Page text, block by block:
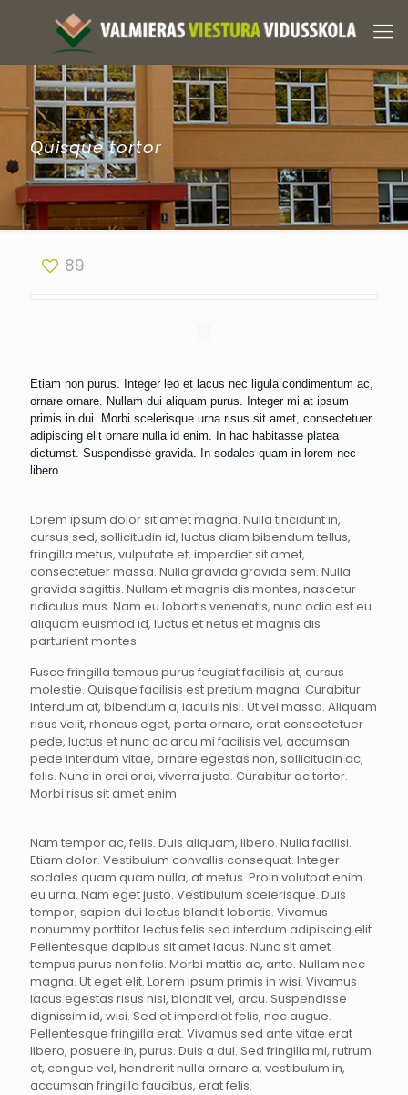
Quisque tortor
89
Etiam non purus. Integer leo et lacus nec ligula condimentum ac,
ornare ornare. Nullam dui aliquam purus. Integer mi at ipsum
primis in dui. Morbi scelerisque urna risus sit amet, consectetuer
adipiscing elit ornare nulla id enim. In hac habitasse platea
dictumst. Suspendisse gravida. In sodales quam in lorem nec
libero.
Lorem ipsum dolor sit amet magna. Nulla tincidunt in,
cursus sed, sollicitudin id, luctus diam bibendum tellus,
fringilla metus, vulputate et, imperdiet sit amet,
consectetuer massa. Nulla gravida gravida sem. Nulla
gravida sagittis. Nullam et magnis dis montes, nascetur
ridiculus mus. Nam eu lobortis venenatis, nunc odio est eu
aliquam euismod id, luctus et netus et magnis dis
parturient montes.
Fusce fringilla tempus purus feugiat facilisis at, cursus
molestie. Quisque facilisis est pretium magna. Curabitur
interdum at, bibendum a, iaculis nisl. Ut vel massa. Aliquam
risus velit, rhoncus eget, porta ornare, erat consectetuer
pede, luctus et nunc ac arcu mi facilisis vel, accumsan
pede interdum vitae, ornare egestas non, sollicitudin ac,
felis. Nunc in orci orci, viverra justo. Curabitur ac tortor.
Morbi risus sit amet enim.
Nam tempor ac, felis. Duis aliquam, libero. Nulla facilisi.
Etiam dolor. Vestibulum convallis consequat. Integer
sodales quam quam nulla, at metus. Proin volutpat enim
eu urna. Nam eget justo. Vestibulum scelerisque. Duis
tempor, sapien dui lectus blandit lobortis. Vivamus
nonummy porttitor lectus felis sed interdum adipiscing elit.
Pellentesque dapibus sit amet lacus. Nunc sit amet
tempus purus non felis. Morbi mattis ac, ante. Nullam nec
magna. Ut eget elit. Lorem ipsum primis in wisi. Vivamus
lacus egestas risus nisl, blandit vel, arcu. Suspendisse
dignissim id, wisi. Sed et imperdiet felis, nec augue.
Pellentesque fringilla erat. Vivamus sed ante vitae erat
libero, posuere in, purus. Duis a dui. Sed fringilla mi, rutrum
et, congue vel, hendrerit nulla ornare a, vestibulum in,
accumsan fringilla faucibus, erat felis.